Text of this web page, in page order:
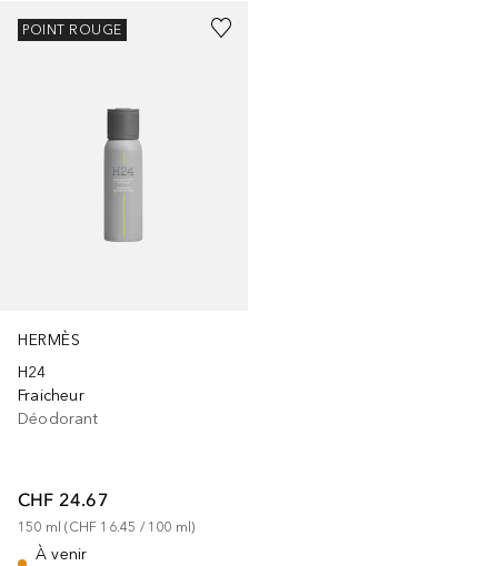
HERMÈS
H24
Fraicheur
Déodorant
CHF 24.67
150 ml (CHF 16.45 / 100 ml)
À venir
POINT ROUGE